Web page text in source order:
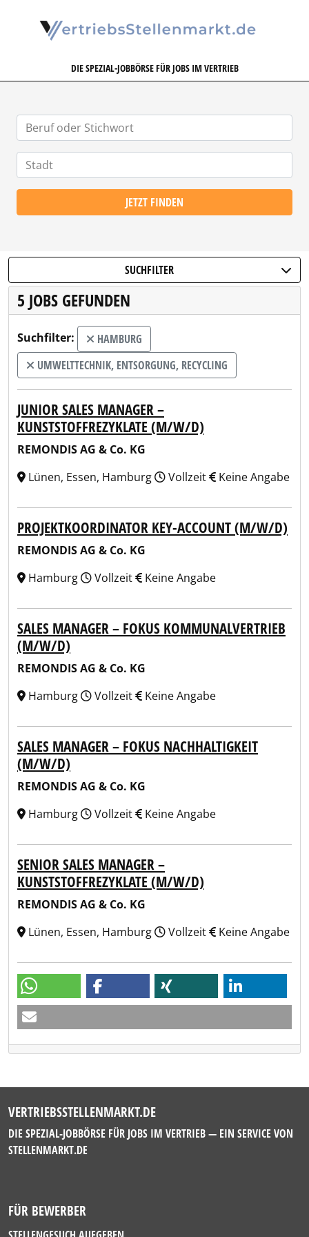
DIE SPEZIAL-JOBBÖRSE FÜR JOBS IM VERTRIEB
JETZT FINDEN
SUCHFILTER
5 JOBS GEFUNDEN
Suchfilter:
HAMBURG
UMWELTTECHNIK, ENTSORGUNG, RECYCLING
JUNIOR SALES MANAGER –
KUNSTSTOFFREZYKLATE (M/W/D)
REMONDIS AG & Co. KG
Lünen, Essen, Hamburg
Vollzeit Keine Angabe
PROJEKTKOORDINATOR KEY-ACCOUNT (M/W/D)
REMONDIS AG & Co. KG
Hamburg
Vollzeit Keine Angabe
SALES MANAGER – FOKUS KOMMUNALVERTRIEB
(M/W/D)
REMONDIS AG & Co. KG
Hamburg
Vollzeit Keine Angabe
SALES MANAGER – FOKUS NACHHALTIGKEIT
(M/W/D)
REMONDIS AG & Co. KG
Hamburg
Vollzeit Keine Angabe
SENIOR SALES MANAGER –
KUNSTSTOFFREZYKLATE (M/W/D)
REMONDIS AG & Co. KG
Lünen, Essen, Hamburg
Vollzeit Keine Angabe
VERTRIEBSSTELLENMARKT.DE
DIE SPEZIAL-JOBBÖRSE FÜR JOBS IM VERTRIEB — EIN SERVICE VON
STELLENMARKT.DE
FÜR BEWERBER